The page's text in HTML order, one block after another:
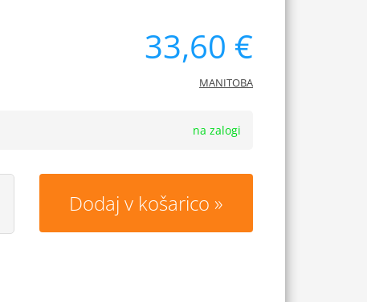
33,60 €
MANITOBA
na zalogi
Dodaj v košarico